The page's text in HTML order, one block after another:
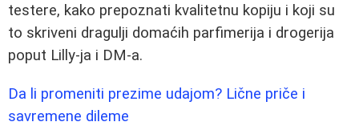
testere, kako prepoznati kvalitetnu kopiju i koji su
to skriveni dragulji domaćih parfimerija i drogerija
poput Lilly-ja i DM-a.
Da li promeniti prezime udajom? Lične priče i
savremene dileme